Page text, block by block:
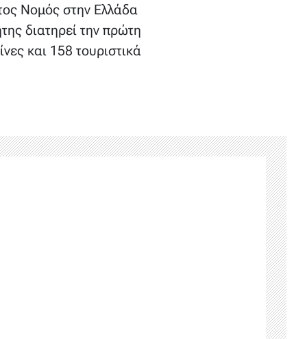
Νομός στην Ελλάδα
διατηρεί την πρώτη
και 158 τουριστικά